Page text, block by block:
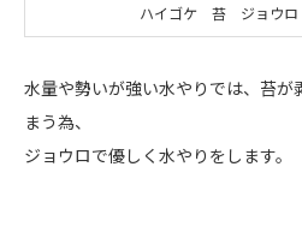
ハイゴケ 苔 ジョウ
水量や勢いが強い水やりでは、苔が
まう為、
ジョウロで優しく水やりをします。